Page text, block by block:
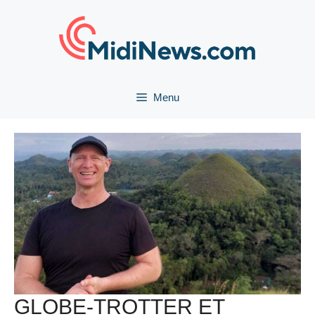
Menu
GLOBE-TROTTER ET